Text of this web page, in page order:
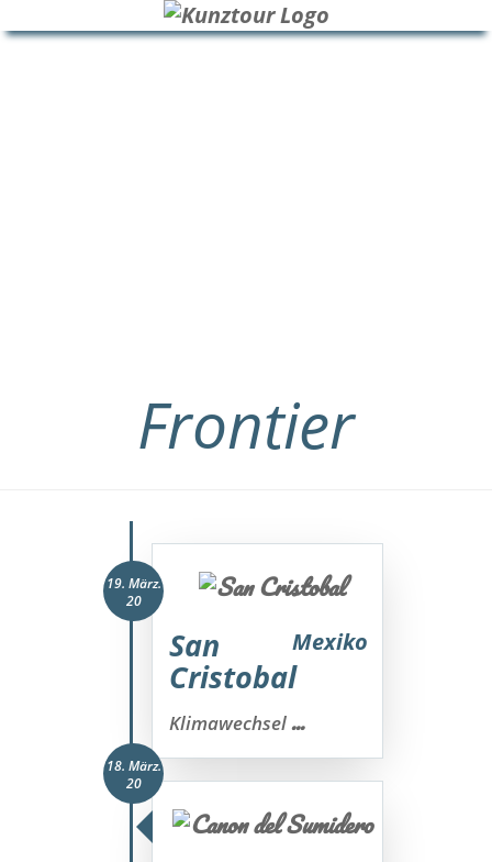
Frontier
19. März.
20
San
Cristobal
Mexiko
Klimawechsel...
18. März.
20